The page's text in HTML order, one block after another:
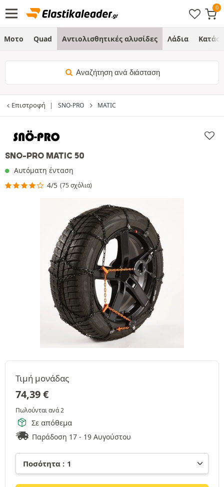
Μοτο Quad Αντιολισθητικές αλυσίδες Λάδια
Αναζήτηση ανά διάσταση
Επιστροφή SNO-PRO MATIC
SNO-PRO MATIC 50
Αυτόματη ένταση
4/5 (75 σχόλια)
Τιμή μονάδας
74,39€
Πωλούνται ανά 2
Σε απόθεμα
Παράδοση 17 - 19 Αυγούστου